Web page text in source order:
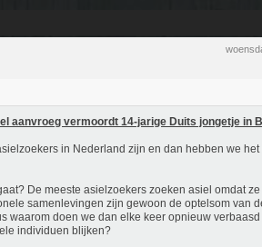
aanvroeg vermoordt 14-jarige Duits jongetje in
in Nederland zijn en dan hebben we het
De meeste asielzoekers zoeken asiel omdat
samenlevingen zijn gewoon de optelsom van
waarom doen we dan elke keer opnieuw
individuen blijken?